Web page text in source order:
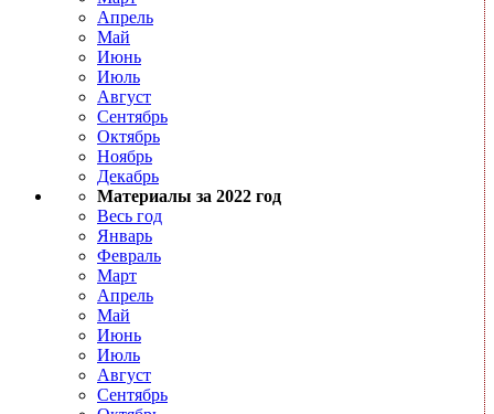
Апрель
Май
Июнь
Июль
Август
Сентябрь
Октябрь
Ноябрь
Декабрь
Материалы за 2022 год
Весь год
Январь
Февраль
Март
Апрель
Май
Июнь
Июль
Август
Сентябрь